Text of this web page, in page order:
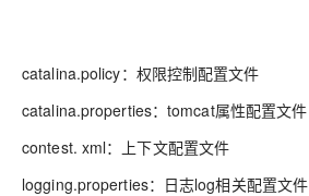
catalina.policy：权限控制配置文件
catalina.properties：tomcat属性配置文件
contest. xml：上下文配置文件
logging.properties：日志log相关配置文件